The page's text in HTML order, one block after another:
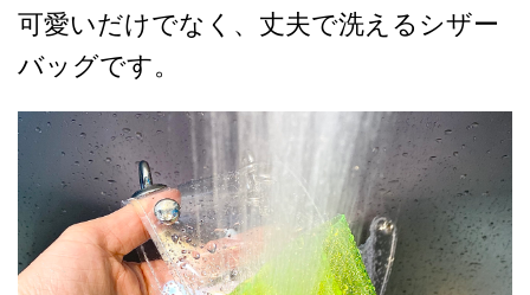
可愛いだけでなく、丈夫で洗えるシザー
バッグです。